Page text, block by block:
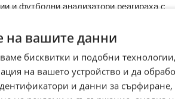
и футболни анализатори реагираха с
Бойкотът на Световното
на вашите данни
бисквитки и подобни
на вашето устройство и да
и данни за